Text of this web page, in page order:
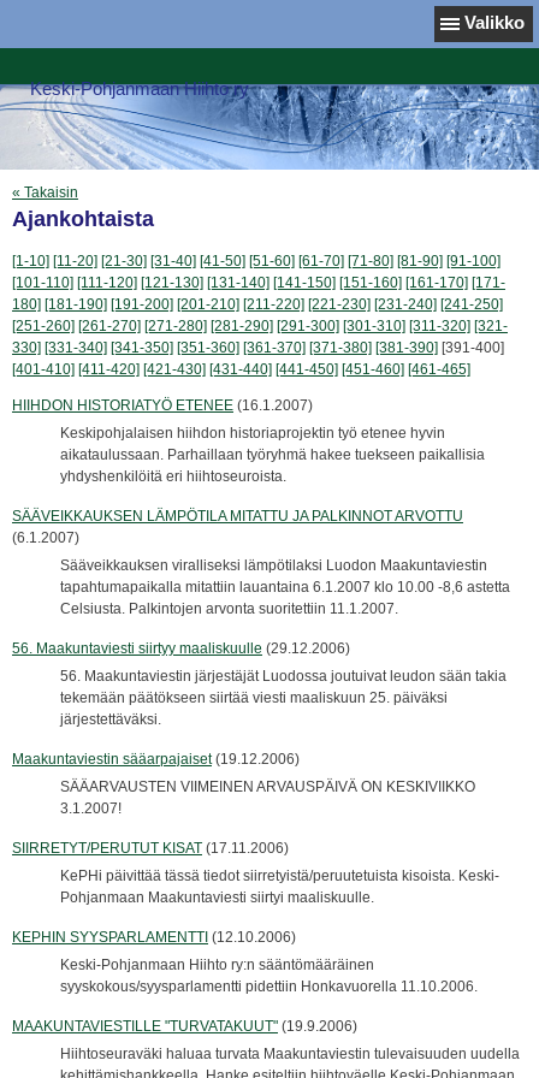
Valikko
Keski-Pohjanmaan Hiihto ry
« Takaisin
Ajankohtaista
[1-10] [11-20] [21-30] [31-40] [41-50] [51-60] [61-70] [71-80] [81-90] [91-100]
[101-110] [111-120] [121-130] [131-140] [141-150] [151-160] [161-170] [171-
180] [181-190] [191-200] [201-210] [211-220] [221-230] [231-240] [241-250]
[251-260] [261-270] [271-280] [281-290] [291-300] [301-310] [311-320] [321-
330] [331-340] [341-350] [351-360] [361-370] [371-380] [381-390] [391-400]
[401-410] [411-420] [421-430] [431-440] [441-450] [451-460] [461-465]
HIIHDON HISTORIATYÖ ETENEE (16.1.2007)
Keskipohjalaisen hiihdon historiaprojektin työ etenee hyvin
aikataulussaan. Parhaillaan työryhmä hakee tuekseen paikallisia
yhdyshenkilöitä eri hiihtoseuroista.
SÄÄVEIKKAUKSEN LÄMPÖTILA MITATTU JA PALKINNOT ARVOTTU
(6.1.2007)
Sääveikkauksen viralliseksi lämpötilaksi Luodon Maakuntaviestin
tapahtumapaikalla mitattiin lauantaina 6.1.2007 klo 10.00 -8,6 astetta
Celsiusta. Palkintojen arvonta suoritettiin 11.1.2007.
56. Maakuntaviesti siirtyy maaliskuulle (29.12.2006)
56. Maakuntaviestin järjestäjät Luodossa joutuivat leudon sään takia
tekemään päätökseen siirtää viesti maaliskuun 25. päiväksi
järjestettäväksi.
Maakuntaviestin sääarpajaiset (19.12.2006)
SÄÄARVAUSTEN VIIMEINEN ARVAUSPÄIVÄ ON KESKIVIIKKO
3.1.2007!
SIIRRETYT/PERUTUT KISAT (17.11.2006)
KePHi päivittää tässä tiedot siirretyistä/peruutetuista kisoista. Keski-
Pohjanmaan Maakuntaviesti siirtyi maaliskuulle.
KEPHIN SYYSPARLAMENTTI (12.10.2006)
Keski-Pohjanmaan Hiihto ry:n sääntömääräinen
syyskokous/syysparlamentti pidettiin Honkavuorella 11.10.2006.
MAAKUNTAVIESTILLE "TURVATAKUUT" (19.9.2006)
Hiihtoseuraväki haluaa turvata Maakuntaviestin tulevaisuuden uudella